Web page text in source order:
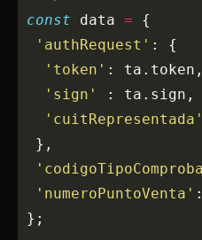
const data = {
  'authRequest'
: {
   'token'
: ta.token,
   'sign'
: ta.sign,
   'cuitRepresentada'
  },
  'numeroPuntoVenta'
};